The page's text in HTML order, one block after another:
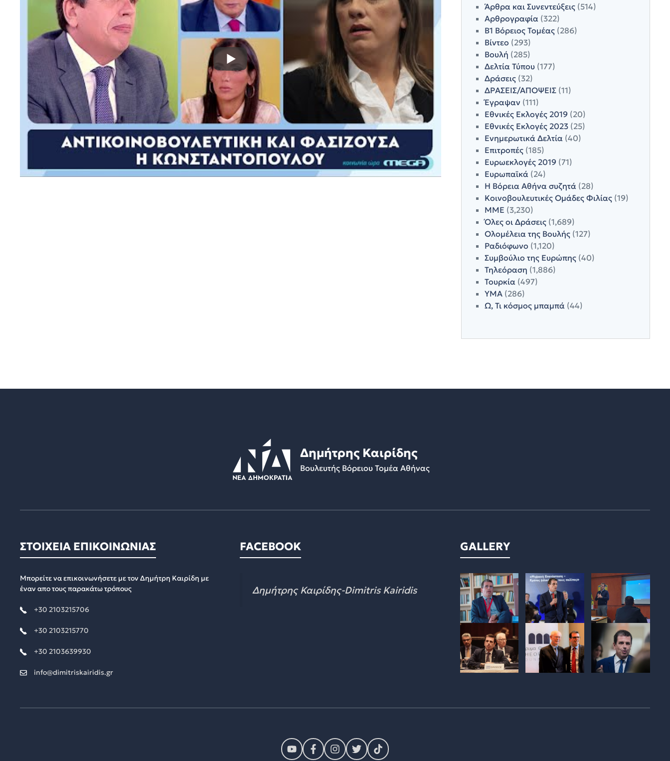
Άρθρα και Συνεντεύξεις(514)
Αρθρογραφία(322)
Β1 Βόρειος Τομέας(286)
Βίντεο (293)
Βουλή (285)
Δελτία Τύπου(177)
Δράσεις(32)
ΔΡΑΣΕΙΣ/ΑΠΟΨΕΙΣ(11)
Έγραψαν (111)
Εθνικές Εκλογές 2019 (20)
Εθνικές Εκλογές 2023(25)
Ενημερωτικά Δελτία(40)
Επιτροπές(185)
Ευρωεκλογές 2019 (71)
Ευρωπαϊκά(24)
Η Βόρεια Αθήνα συζητά(28)
Κοινοβουλευτικές Ομάδες Φιλίας(19)
ΜΜΕ (3,230)
Όλες οι Δράσεις(1,689)
Ολομέλεια της Βουλής(127)
Ραδιόφωνο (1,120)
Συμβούλιο της Ευρώπης(40)
Τηλεόραση (1,886)
Τουρκία(497)
ΥΜΑ(286)
Ω, Τι κόσμος μπαμπά(44)
Δημήτρης Καιρίδης
Βουλευτής Βόρειου Τομέα Αθήνας
ΣΤΟΙΧΕΙΑ ΕΠΙΚΟΙΝΩΝΙΑΣ
Μπορείτε να επικοινωνήσετε με τον Δημήτρη Καιρίδη με
έναν απο τους παρακάτω τρόπους
+30 2103215706
+30 2103215770
+30 2103639930
info@dimitriskairidis.gr
FACEBOOK
Δημήτρης Καιρίδης-Dimitris Kairidis
GALLERY